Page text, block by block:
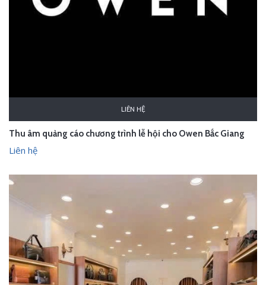
LIÊN HỆ
Thu âm quảng cáo chương trình lễ hội cho Owen Bắc Giang
Liên hệ